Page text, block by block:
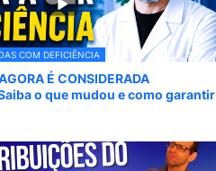
COM DEFICIÊNCIA
É CONSIDERADA
o que mudou e como garantir